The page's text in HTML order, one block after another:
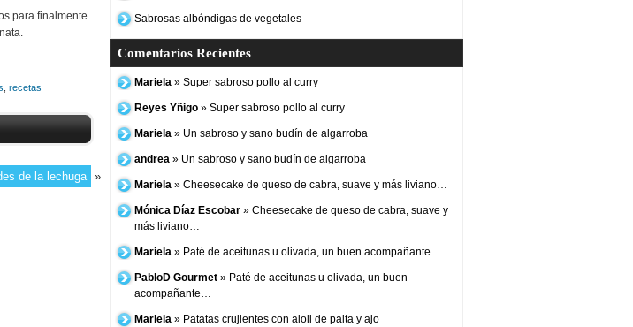
para finalmente
recetas
de la lechuga »
Sabrosas albóndigas de vegetales
Comentarios Recientes
Mariela » Super sabroso pollo al curry
Reyes Yñigo » Super sabroso pollo al curry
Mariela » Un sabroso y sano budín de algarroba
andrea » Un sabroso y sano budín de algarroba
Mariela » Cheesecake de queso de cabra, suave y más liviano…
Mónica Díaz Escobar » Cheesecake de queso de cabra, suave y
más liviano…
Mariela » Paté de aceitunas u olivada, un buen acompañante…
PabloD Gourmet » Paté de aceitunas u olivada, un buen
acompañante…
Mariela » Patatas crujientes con aioli de palta y ajo